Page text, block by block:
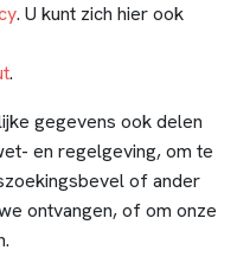
. U kunt zich hier ook
.
gegevens ook delen
en regelgeving, om te
of ander
ontvangen, of om onze